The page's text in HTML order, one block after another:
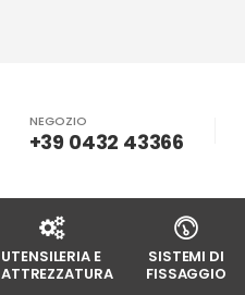
NEGOZIO
+39 0432 43366
UTENSILERIA E
ATTREZZATURA
SISTEMI DI
FISSAGGIO